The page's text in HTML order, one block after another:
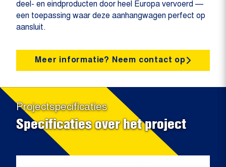
deel- en eindproducten door heel Europa vervoerd —
een toepassing waar deze aanhangwagen perfect op
aansluit.
Meer informatie? Neem contact op
Projectspecificaties
Specificaties over het project